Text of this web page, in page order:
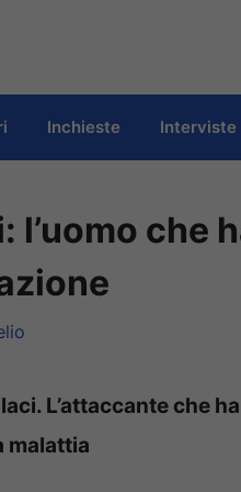
Inchieste Interviste
l’uomo che
L’attaccante che
malattia